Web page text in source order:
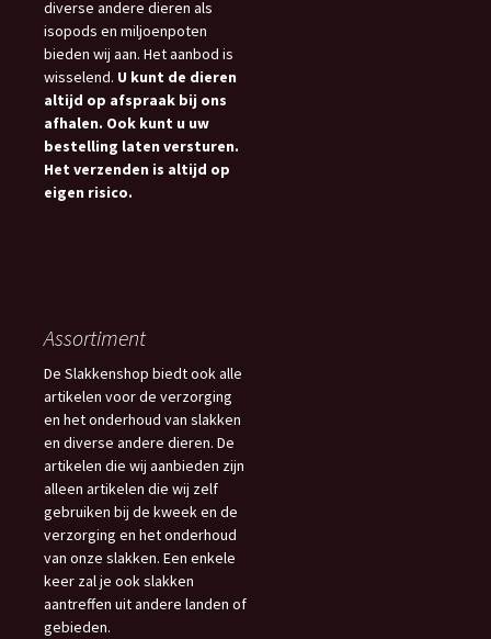
diverse andere dieren als
isopods en miljoenpoten
bieden wij aan. Het aanbod is
wisselend. U kunt de dieren
altijd op afspraak bij ons
afhalen. Ook kunt u uw
bestelling laten versturen.
Het verzenden is altijd op
eigen risico.
Assortiment
De Slakkenshop biedt ook alle
artikelen voor de verzorging
en het onderhoud van slakken
en diverse andere dieren. De
artikelen die wij aanbieden zijn
alleen artikelen die wij zelf
gebruiken bij de kweek en de
verzorging en het onderhoud
van onze slakken. Een enkele
keer zal je ook slakken
aantreffen uit andere landen of
gebieden.